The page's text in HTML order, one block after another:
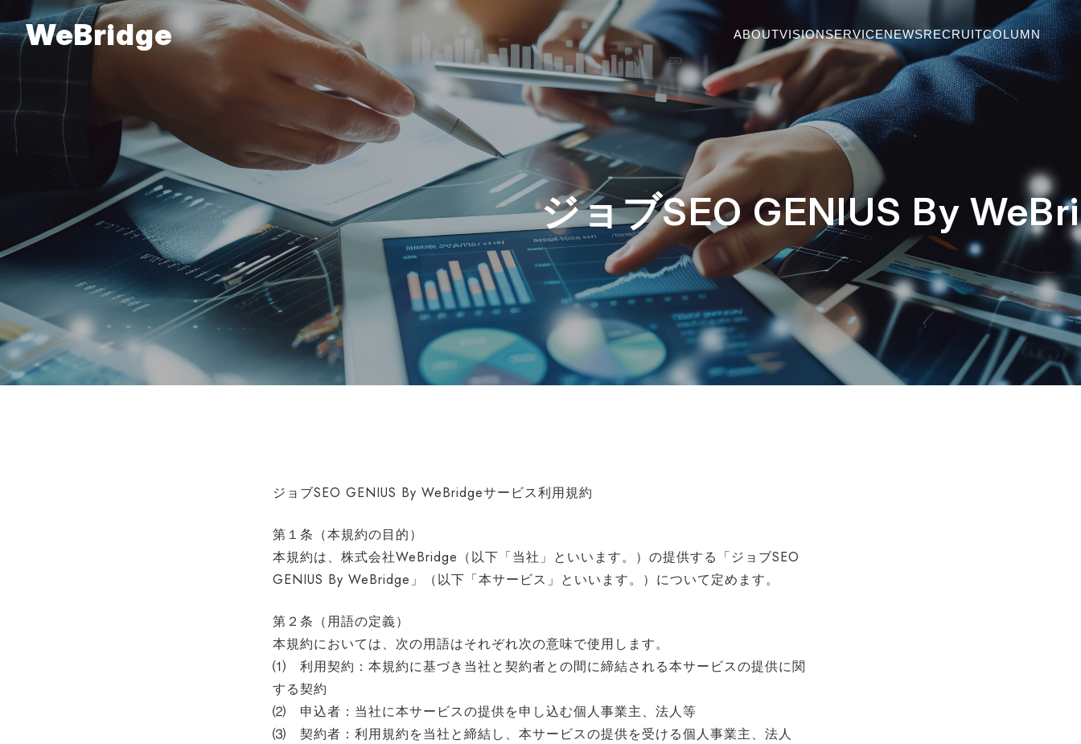
WeBridge ABOUTVISIONSERVICENEWSRECRUITCOLUMN
ジョブSEO GENIUS By
ジョブSEO GENIUS By WeBridgeサービス利用規約
第１条（本規約の目的）
本規約は、株式会社WeBridge（以下「当社」といいます。）の提供する「ジョブSEO
GENIUS By WeBridge」（以下「本サービス」といいます。）について定めます。
第２条（用語の定義）
本規約においては、次の用語はそれぞれ次の意味で使用します。
⑴ 利用契約：本規約に基づき当社と契約者との間に締結される本サービスの提供に関
する契約
⑵ 申込者：当社に本サービスの提供を申し込む個人事業主、法人等
⑶ 契約者：利用規約を当社と締結し、本サービスの提供を受ける個人事業主、法人